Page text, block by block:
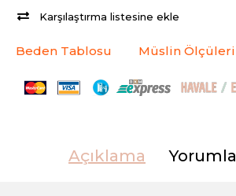
Karşılaştırma listesine ekle
Beden Tablosu Müslin Ölçüleri
Açıklama